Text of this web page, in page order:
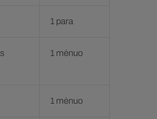
1 para
1 mėnuo
1 mėnuo